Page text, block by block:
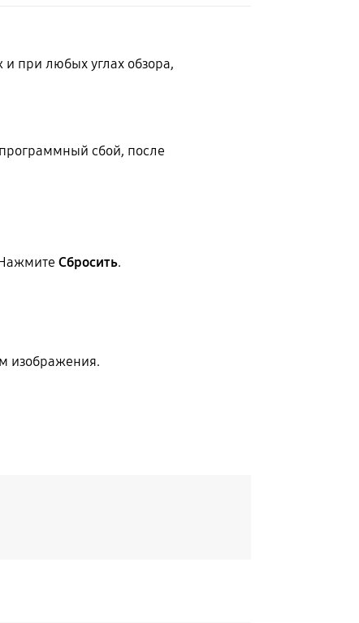
при любых углах обзора,
сбой, после
Сбросить.
изображения.